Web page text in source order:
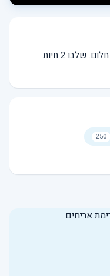
שחקו פסיאנס מהג'ונג עם חיות מחמד חלום. שלבו 2 חיות
250